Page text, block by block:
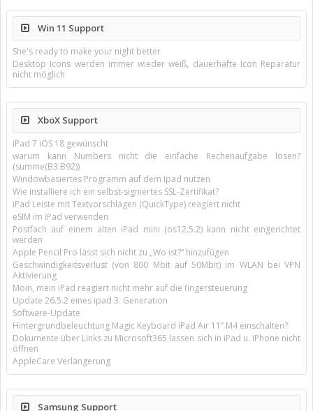
Win 11 Support
She's ready to make your night better
Desktop Icons werden immer wieder weiß, dauerhafte Icon Reparatur
nicht möglich
XboX Support
iPad 7 iOS 18 gewünscht
warum kann Numbers nicht die einfache Rechenaufgabe lösen?
(summe(B3:B92))
Windowbasiertes Programm auf dem Ipad nutzen
Wie installiere ich ein selbst-signiertes SSL-Zertifikat?
iPad Leiste mit Textvorschlägen (QuickType) reagiert nicht
eSIM im iPad verwenden
Postfach auf einem alten iPad mini (os12.5.2) kann nicht eingerichtet
werden
Apple Pencil Pro lässt sich nicht zu „Wo ist?“ hinzufügen
Geschwindigkeitsverlust (von 800 Mbit auf 50Mbit) im WLAN bei VPN
Aktivierung
Moin, mein iPad reagiert nicht mehr auf die fingersteuerung
Update 26.5.2 eines ipad 3. Generation
Software-Update
Hintergrundbeleuchtung Magic Keyboard iPad Air 11’’ M4 einschalten?
Dokumente über Links zu Microsoft365 lassen sich in iPad u. iPhone nicht
öffnen
AppleCare Verlängerung
Samsung Support